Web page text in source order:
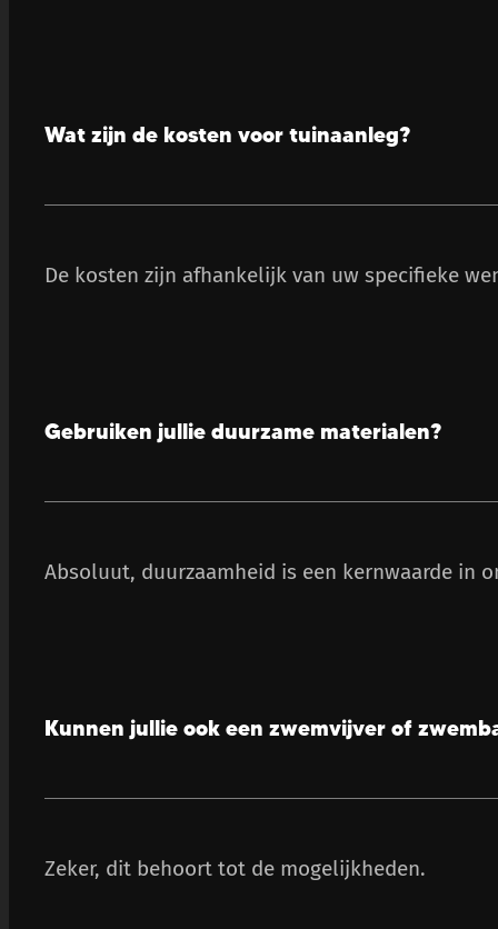
Wat zijn de kosten voor tuinaanleg?
De kosten zijn afhankelijk van uw specifieke
Gebruiken jullie duurzame materialen?
Absoluut, duurzaamheid is een kernwaarde in
Kunnen jullie ook een zwemvijver of
Zeker, dit behoort tot de mogelijkheden.